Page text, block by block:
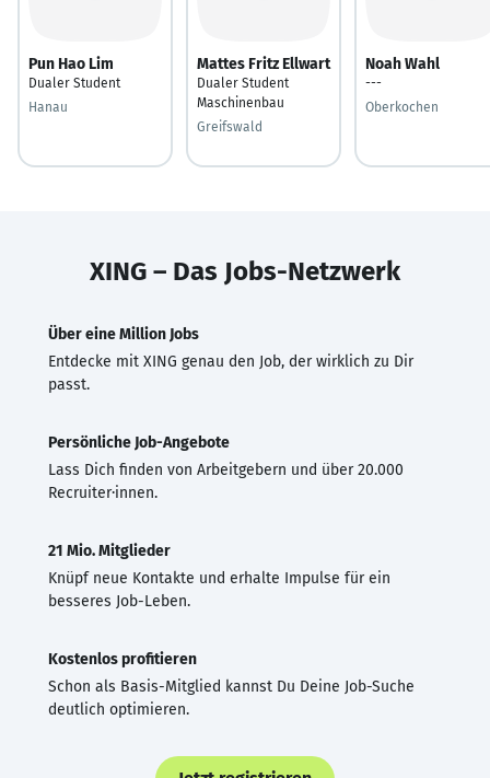
Pun Hao Lim
Dualer Student
Hanau
Mattes Fritz Ellwart
Dualer Student
Maschinenbau
Greifswald
Noah Wahl
---
Oberkochen
XING – Das Jobs-Netzwerk
Über eine Million Jobs
Entdecke mit XING genau den Job, der wirklich zu Dir
passt.
Persönliche Job-Angebote
Lass Dich finden von Arbeitgebern und über 20.000
Recruiter·innen.
21 Mio. Mitglieder
Knüpf neue Kontakte und erhalte Impulse für ein
besseres Job-Leben.
Kostenlos profitieren
Schon als Basis-Mitglied kannst Du Deine Job-Suche
deutlich optimieren.